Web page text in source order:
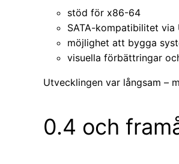
stöd för x86-64
SATA-kompatibilitet via
möjlighet att bygga
visuella förbättringar
Utvecklingen var långsam –
0.4 och